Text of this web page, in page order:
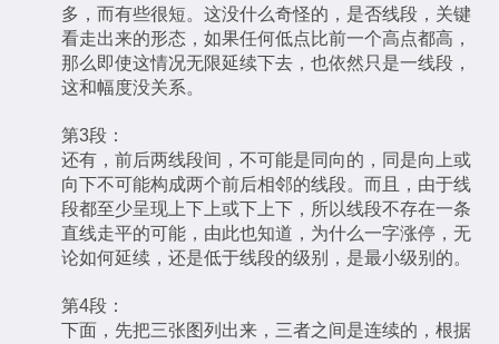
多，而有些很短。这没什么奇怪的，是否线段，关键
看走出来的形态，如果任何低点比前一个高点都高，
那么即使这情况无限延续下去，也依然只是一线段，
这和幅度没关系。
第3段：
还有，前后两线段间，不可能是同向的，同是向上或
向下不可能构成两个前后相邻的线段。而且，由于线
段都至少呈现上下上或下上下，所以线段不存在一条
直线走平的可能，由此也知道，为什么一字涨停，无
论如何延续，还是低于线段的级别，是最小级别的。
第4段：
下面，先把三张图列出来，三者之间是连续的，根据